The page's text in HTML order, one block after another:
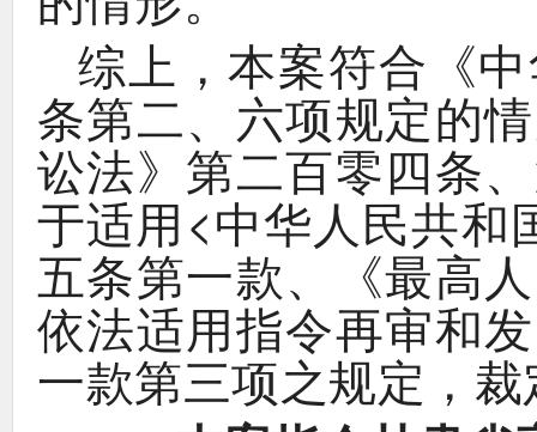
综上 ，本案符合 《
条第二、
六项规定的
讼法》 第二百零四条、
于适用 <中华人民共和
五条第一款、《最高
依法适用指令再审和
一款第三项之规定 ， 裁